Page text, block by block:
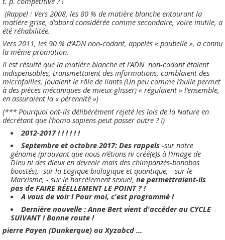
(Rappel : Vers 2008, les 80 % de matière blanche entourant la
matière grise, d’abord considérée comme secondaire, voire inutile, a
été réhabilitée.
Vers 2011, les 90 % d’ADN non-codant, appelés « poubelle », a connu
la même promotion.
Il est résulté que la matière blanche et l’ADN non-codant étaient
indispensables, transmettaient des informations, comblaient des
microfailles, jouaient le rôle de liants (Un peu comme l’huile permet
à des pièces mécaniques de mieux glisser) « régulaient » l’ensemble,
en assuraient la « pérennité »)
(*** Pourquoi ont-ils délibérément rejeté les lois de la Nature en
décrétant que l’homo sapiens peut passer outre ? !)
2012-2017 ! ! ! ! ! !
Septembre et octobre 2017: Des rappels -sur notre
génome (prouvant que nous n’étions ni créé(e)s à l’image de
Dieu ni des dieux en devenir mais des chimpanzés-bonobos
boostés), -sur la Logique biologique et quantique, - sur le
Marxisme, - sur le harcèlement sexuel,ne permettraient-ils
pas de FAIRE RÉELLEMENT LE POINT ? !
A vous de voir ! Pour moi, c'est programmé !
Dernière nouvelle : Anne Bert vient d'accéder au CYCLE
SUIVANT ! Bonne route !
pierre Payen (Dunkerque) ou Xyzabcd ...